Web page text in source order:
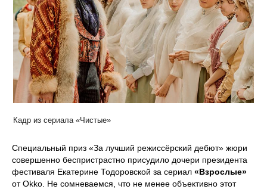
Кадр из сериала «Чистые»
Специальный приз «За лучший режиссёрский дебют» жюри
совершенно беспристрастно присудило дочери президента
фестиваля Екатерине Тодоровской за сериал «Взрослые»
от Okko. Не сомневаемся, что не менее объективно этот